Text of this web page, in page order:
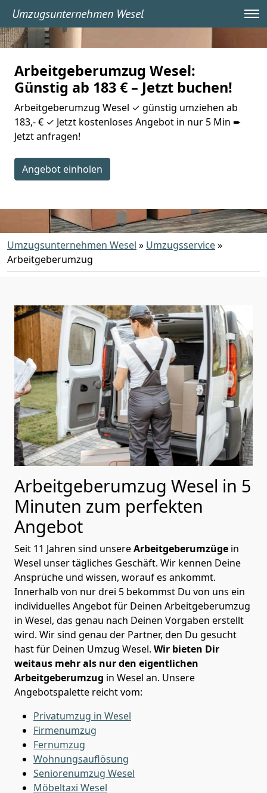
Umzugsunternehmen Wesel
Arbeitgeberumzug Wesel:
Günstig ab 183 € – Jetzt buchen!
Arbeitgeberumzug Wesel ✓ günstig umziehen ab
183,- € ✓ Jetzt kostenloses Angebot in nur 5 Min ➨
Jetzt anfragen!
Angebot einholen
Umzugsunternehmen Wesel » Umzugsservice»
Arbeitgeberumzug
Arbeitgeberumzug Wesel in 5
Minuten zum perfekten
Angebot
Seit 11 Jahren sind unsereArbeitgeberumzüge in
Wesel unser tägliches Geschäft. Wir kennen Deine
Ansprüche und wissen, worauf es ankommt.
Innerhalb von nur drei 5 bekommst Du von uns ein
individuelles Angebot für Deinen Arbeitgeberumzug
in Wesel, das genau nach Deinen Vorgaben erstellt
wird. Wir sind genau der Partner, den Du gesucht
hast für Deinen Umzug Wesel. Wir bieten Dir
weitaus mehr als nur den eigentlichen
Arbeitgeberumzug in Wesel an. Unsere
Angebotspalette reicht vom:
Privatumzug in Wesel
Firmenumzug
Fernumzug
Wohnungsauflösung
Seniorenumzug Wesel
Möbeltaxi Wesel